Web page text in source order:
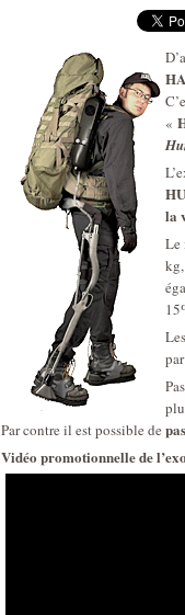
«
la
Le
Par contre il est possible de
Vidéo promotionnelle de